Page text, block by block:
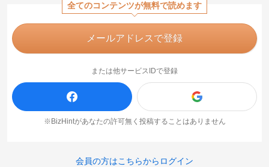
全てのコンテンツが無料で読めます
メールアドレスで登録
または他サービスIDで登録
※BizHintがあなたの許可無く投稿することはありません
会員の方はこちらからログイン